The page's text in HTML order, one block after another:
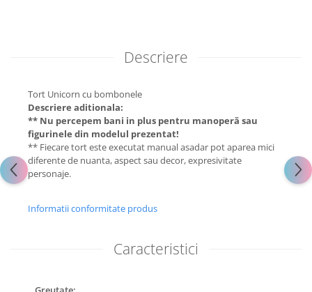
Descriere
Tort Unicorn cu bombonele
Descriere aditionala:
** Nu percepem bani in plus pentru manoperă sau
figurinele din modelul prezentat!
** Fiecare tort este executat manual asadar pot aparea mici
diferente de nuanta, aspect sau decor, expresivitate
personaje.
Informatii conformitate produs
Caracteristici